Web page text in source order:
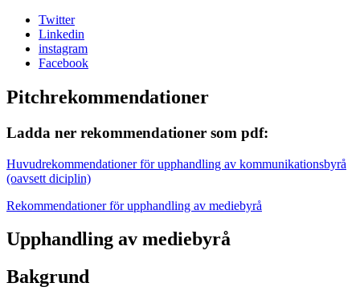
Twitter
Linkedin
instagram
Facebook
Pitchrekommendationer
Ladda ner rekommendationer som pdf:
Huvudrekommendationer för upphandling av kommunikationsbyrå
(oavsett diciplin)
Rekommendationer för upphandling av mediebyrå
Upphandling av mediebyrå
Bakgrund